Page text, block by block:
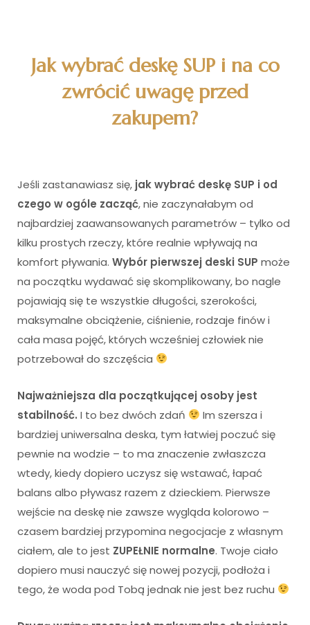
Jak wybrać deskę SUP i na co
zwrócić uwagę przed
zakupem?
Jeśli zastanawiasz się, jak wybrać deskę SUP i od
czego w ogóle zacząć, nie zaczynałabym od
najbardziej zaawansowanych parametrów – tylko od
kilku prostych rzeczy, które realnie wpływają na
komfort pływania. Wybór pierwszej deski SUP może
na początku wydawać się skomplikowany, bo nagle
pojawiają się te wszystkie długości, szerokości,
maksymalne obciążenie, ciśnienie, rodzaje finów i
cała masa pojęć, których wcześniej człowiek nie
potrzebował do szczęścia
Najważniejsza dla początkującej osoby jest
stabilność. I to bez dwóch zdań
Im szersza i
bardziej uniwersalna deska, tym łatwiej poczuć się
pewnie na wodzie – to ma znaczenie zwłaszcza
wtedy, kiedy dopiero uczysz się wstawać, łapać
balans albo pływasz razem z dzieckiem. Pierwsze
wejście na deskę nie zawsze wygląda kolorowo –
czasem bardziej przypomina negocjacje z własnym
ciałem, ale to jest ZUPEŁNIE normalne. Twoje ciało
dopiero musi nauczyć się nowej pozycji, podłoża i
tego, że woda pod Tobą jednak nie jest bez ruchu